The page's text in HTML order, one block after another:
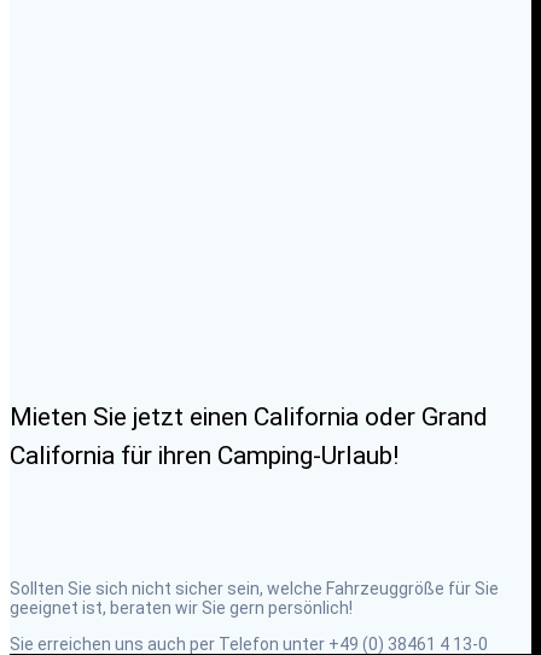
Mieten Sie jetzt einen California oder Grand
California für ihren Camping-Urlaub!
Sollten Sie sich nicht sicher sein, welche Fahrzeuggröße für Sie
geeignet ist, beraten wir Sie gern persönlich!
Sie erreichen uns auch per Telefon unter +49 (0) 38461 4 13-0